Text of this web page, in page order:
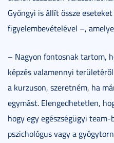
Gyöngyi is állít össze
figyelembevételével –,
– Nagyon fontosnak tartom,
képzés valamennyi
a kurzuson, szeretném, ha
egymást. Elengedhetetlen,
hogy egy egészségügyi
pszichológus vagy a